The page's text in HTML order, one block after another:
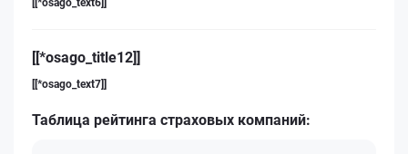
[[*osago_title12]]
[[*osago_text7]]
Таблица рейтинга страховых компаний: